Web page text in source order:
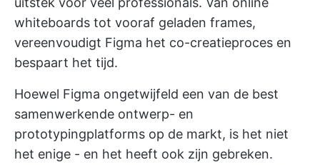
whiteboards tot vooraf geladen frames,
vereenvoudigt Figma het co-creatieproces en
bespaart het tijd.
Hoewel Figma ongetwijfeld een van de best
samenwerkende ontwerp- en
prototypingplatforms op de markt, is het niet
het enige - en het heeft ook zijn gebreken.